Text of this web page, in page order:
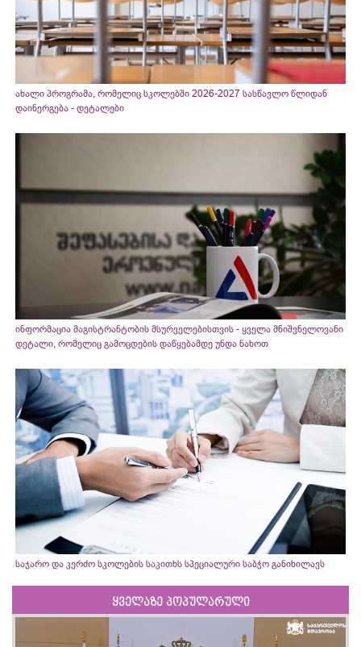
ახალი პროგრამა, რომელიც სკოლებში 2026-2027 სასწავლო წლიდან
დაინერგება - დეტალები
ინფორმაცია მაგისტრანტობის მსურველებისთვის - ყველა მნიშვნელოვანი
დეტალი, რომელიც გამოცდების დაწყებამდე უნდა ნახოთ
საჯარო და კერძო სკოლების საკითხს სპეციალური საბჭო განიხილავს
ყველაზე პოპულარული